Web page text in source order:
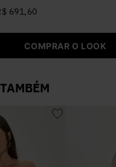
691,60
COMPRAR O LOOK